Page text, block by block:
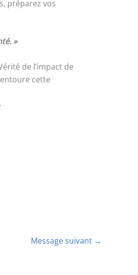
préparez vos
»
de l’impact de
cette
Message suivant →